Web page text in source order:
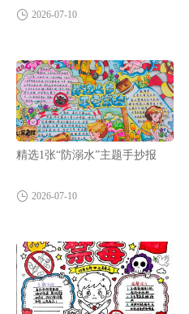
2026-07-10
精选1张“防溺水”主题手抄报
2026-07-10